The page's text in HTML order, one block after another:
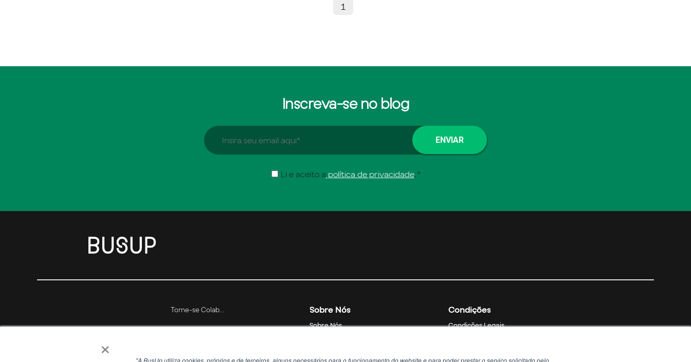
× "A BusUp utiliza cookies, próprios e de terceiros, alguns necessários para o funcionamento do website e para poder prestar o serviço solicitado pelo
1
Inscreva-se no blog
Li e aceito a política de privacidade. *
Sobre Nós
Sobre Nós
Condições
Condições Legais